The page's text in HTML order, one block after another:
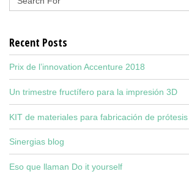
Recent Posts
Prix de l’innovation Accenture 2018
Un trimestre fructífero para la impresión 3D
KIT de materiales para fabricación de prótesis
Sinergias blog
Eso que llaman Do it yourself